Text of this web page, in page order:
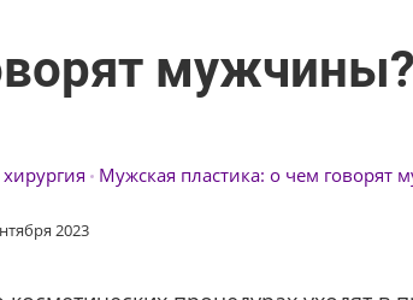
мужчины?
Мужская пластика: о чем говорят
2023